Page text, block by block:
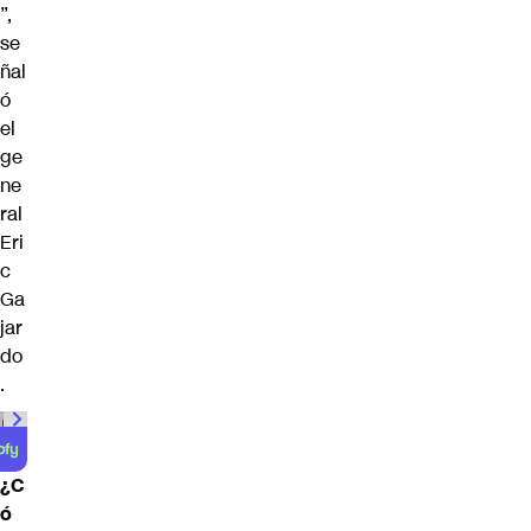
”,
se
ñal
ó
el
ge
ne
ral
Eri
c
Ga
jar
do
.
¿C
ó